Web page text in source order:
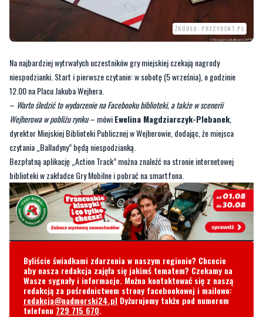
ŹRÓDŁO: PREZYDENT.PL
Na najbardziej wytrwałych uczestników gry miejskiej czekają nagrody
niespodzianki. Start i pierwsze czytanie: w sobotę (5 września), o godzinie
12.00 na Placu Jakuba Wejhera.
– Warto śledzić to wydarzenie na Facebooku biblioteki, a także w scenerii
Wejherowa w pobliżu rynku– mówiEwelina Magdziarczyk-Plebanek,
dyrektor Miejskiej Biblioteki Publicznej w Wejherowie, dodając, że miejsca
czytania „Balladyny” będą niespodzianką.
Bezpłatną aplikację „Action Track” można znaleźć na stronie internetowej
biblioteki w zakładce Gry Mobilne i pobrać na smartfona.
Byliście świadkami zdarzenia w naszym regionie? Chcecie
aby nasza redakcja zajęła się jakimś tematem? Czekamy na
Wasze sygnały i informacje. Można kontaktować się z naszą
redakcją za pośrednictwem strony facebookowej i mailowo:
redakcja@nadmorski24.pl Dyżurujemy także pod numerem
telefonu 729 715 670.